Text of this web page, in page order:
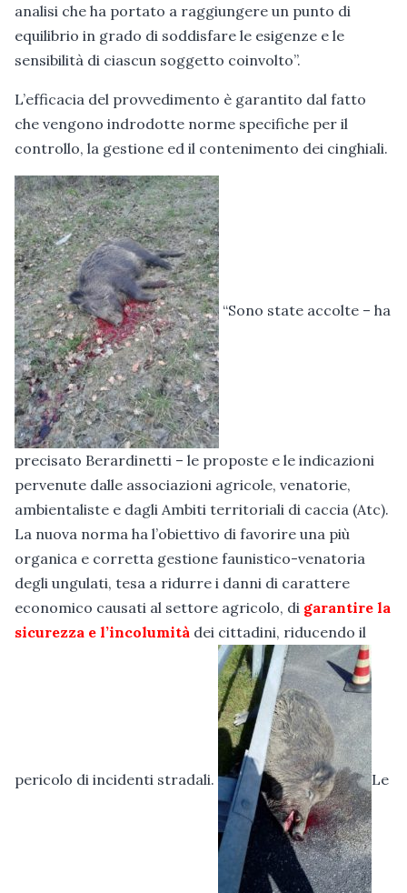
analisi che ha portato a raggiungere un punto di
equilibrio in grado di soddisfare le esigenze e le
sensibilità di ciascun soggetto coinvolto”.
L’efficacia del provvedimento è garantito dal fatto
che vengono indrodotte norme specifiche per il
controllo, la gestione ed il contenimento dei cinghiali.
“Sono state accolte – ha
precisato Berardinetti – le proposte e le indicazioni
pervenute dalle associazioni agricole, venatorie,
ambientaliste e dagli Ambiti territoriali di caccia (Atc).
La nuova norma ha l’obiettivo di favorire una più
organica e corretta gestione faunistico-venatoria
degli ungulati, tesa a ridurre i danni di carattere
economico causati al settore agricolo, di garantire la
sicurezza e l’incolumità dei cittadini, riducendo il
pericolo di incidenti stradali. Le